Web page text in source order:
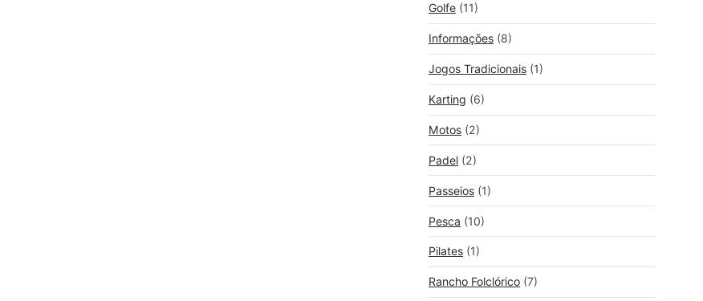
Golfe (11)
Informações (8)
Jogos Tradicionais (1)
Karting (6)
Motos (2)
Padel (2)
Passeios (1)
Pesca (10)
Pilates (1)
Rancho Folclórico (7)